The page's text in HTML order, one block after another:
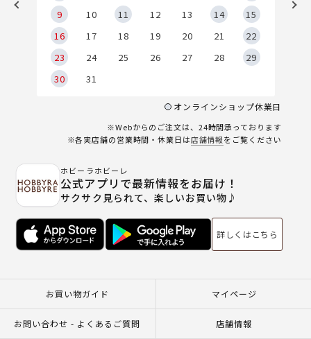
9
10 11 12 13 14
15
16
17 18 19 20 21
22
23
24 25 26 27 28
29
30
31
オンラインショップ休業日
※Webからのご注文は、24時間承っております
※各実店舗の営業時間・休業日は店舗情報をご覧ください
ホビーラホビーレ
公式アプリで最新情報をお届け！
サクサク見られて、楽しいお買い物♪
詳しくはこちら
お買い物ガイド マイページ
お問い合わせ - よくあるご質問 店舗情報